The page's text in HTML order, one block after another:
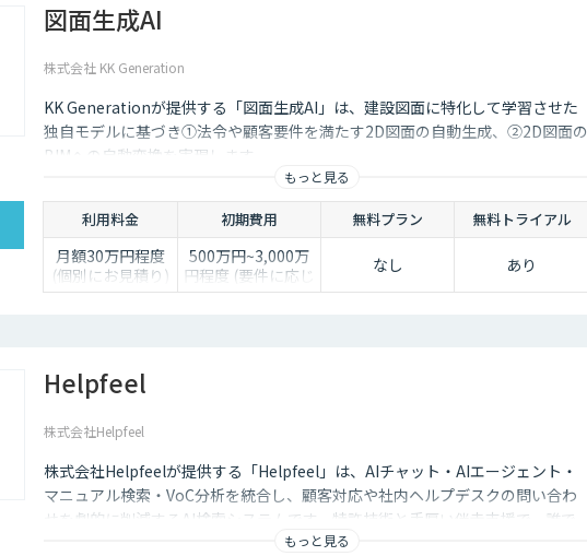
図面生成AI
株式会社 KK Generation
KK Generationが提供する「図面生成AI」は、建設図面に特化して学習させた
独自モデルに基づき①法令や顧客要件を満たす2D図面の自動生成、②2D図面の
BIMへの自動変換を実現します
もっと見る
利用料金 初期費用 無料プラン 無料トライアル
月額30万円程度
(個別にお見積り)
500万円~3,000万
円程度 (要件に応じ
て個別にお見積り)
なし あり
Helpfeel
株式会社Helpfeel
株式会社Helpfeelが提供する「Helpfeel」は、AIチャット・AIエージェント・
マニュアル検索・VoC分析を統合し、顧客対応や社内ヘルプデスクの問い合わ
せを劇的に削減するAI検索システムです。特許技術と手厚い伴走支援で、誰で
もっと見る